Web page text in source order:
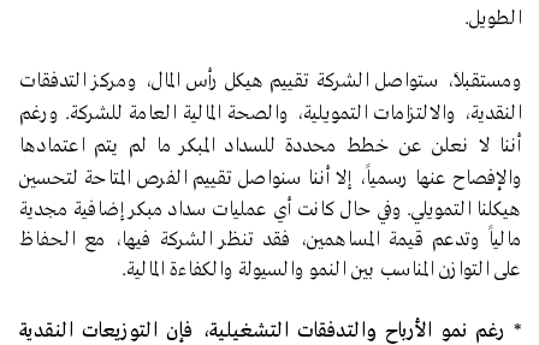
الطويل.
ومستقبلاً، ستواصل الشركة تقييم هيكل رأس المال، ومركز التدفقات
النقدية، والالتزامات التمويلية، والصحة المالية العامة للشركة. ورغم
أننا لا نعلن عن خطط محددة للسداد المبكر ما لم يتم اعتمادها
والإفصاح عنها رسمياً، إلا أننا سنواصل تقييم الفرص المتاحة لتحسين
هيكلنا التمويلي. وفي حال كانت أي عمليات سداد مبكر إضافية مجدية
مالياً وتدعم قيمة المساهمين، فقد تنظر الشركة فيها، مع الحفاظ
على التوازن المناسب بين النمو والسيولة والكفاءة المالية.
* رغم نمو الأرباح والتدفقات التشغيلية، فإن التوزيعات النقدية